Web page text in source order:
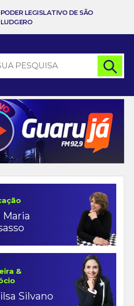
PODER LEGISLATIVO DE SÃO
LUDGERO
Maria
&
Silvano